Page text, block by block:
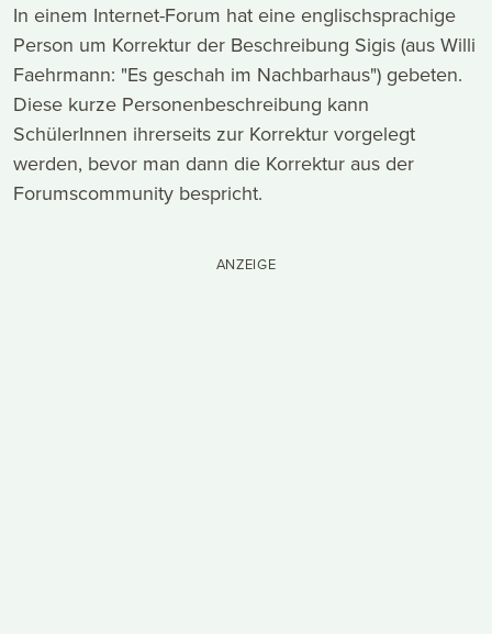
In einem Internet-Forum hat eine englischsprachige
Person um Korrektur der Beschreibung Sigis (aus Willi
Faehrmann: "Es geschah im Nachbarhaus") gebeten.
Diese kurze Personenbeschreibung kann
SchülerInnen ihrerseits zur Korrektur vorgelegt
werden, bevor man dann die Korrektur aus der
Forumscommunity bespricht.
ANZEIGE